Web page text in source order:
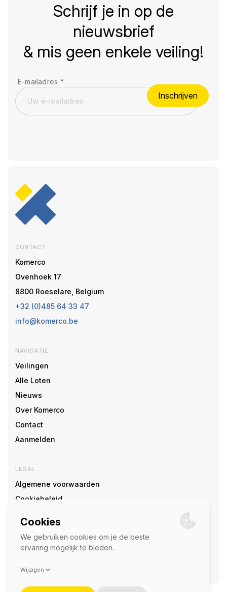
Schrijf je in op de
nieuwsbrief
& mis geen enkele veiling!
E-mailadres *
Inschrijven
CONTACT
Komerco
Ovenhoek 17
8800 Roeselare, Belgium
+32 (0)485 64 33 47
info@komerco.be
NAVIGATIE
Veilingen
Alle Loten
Nieuws
Over Komerco
Contact
Aanmelden
LEGAL
Algemene voorwaarden
Cookiebeleid
SOCIAL